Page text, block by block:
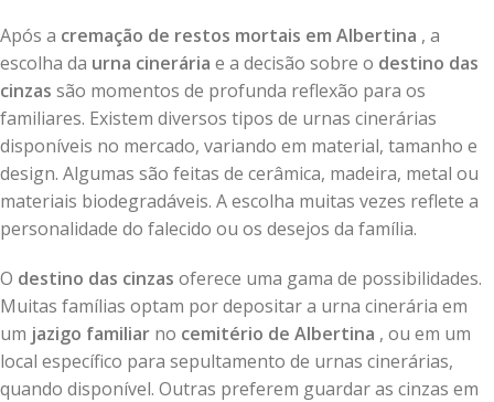
Após a cremação de restos mortais em Albertina , a
escolha da urna cinerária e a decisão sobre o destino das
cinzas são momentos de profunda reflexão para os
familiares. Existem diversos tipos de urnas cinerárias
disponíveis no mercado, variando em material, tamanho e
design. Algumas são feitas de cerâmica, madeira, metal ou
materiais biodegradáveis. A escolha muitas vezes reflete a
personalidade do falecido ou os desejos da família.
O destino das cinzas oferece uma gama de possibilidades.
Muitas famílias optam por depositar a urna cinerária em
um jazigo familiar no cemitério de Albertina , ou em um
local específico para sepultamento de urnas cinerárias,
quando disponível. Outras preferem guardar as cinzas em